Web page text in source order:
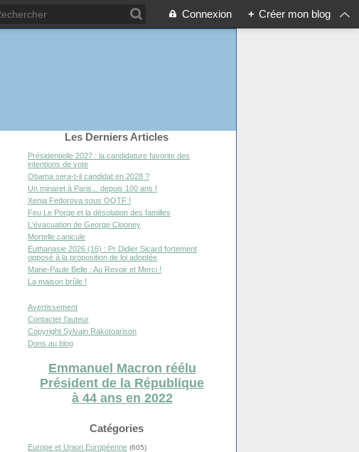
Connexion + Créer mon blog
Les Derniers Articles
Présidentielle 2027 : la candidature favorite des
intentions de vote
Obama sera-t-il candidat en 2028 ?
Un minaret à Paris... depuis 100 ans !
Xenia Fedorova sous OQTF !
Feu Le Porge et la désolation des familles
L'évacuation de George Clooney
Mortelle canicule
Euthanasie 2026 (16) : Pr Didier Sicard fortement
opposé à la proposition de loi adoptée
Marie-Paule Belle : Au Revoir et Merci !
La maison brûle !
Avertissement
Contacter l'auteur
Copyright Sylvain Rakotoarison
Dons au blog
Emmanuel Macron réélu
Président de la République
à 44 ans en 2022
Catégories
Europe et Union Européenne (605)